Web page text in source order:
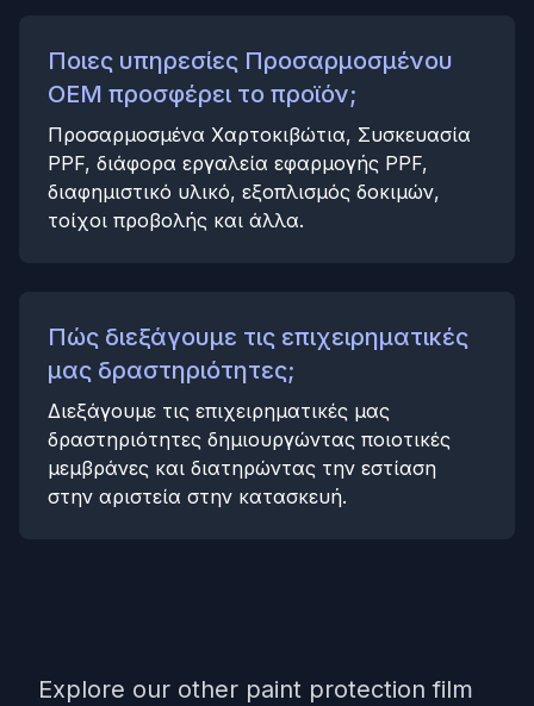
Ποιες υπηρεσίες Προσαρμοσμένου
OEM προσφέρει το προϊόν;
Προσαρμοσμένα Χαρτοκιβώτια, Συσκευασία
PPF, διάφορα εργαλεία εφαρμογής PPF,
διαφημιστικό υλικό, εξοπλισμός δοκιμών,
τοίχοι προβολής και άλλα.
Πώς διεξάγουμε τις επιχειρηματικές
μας δραστηριότητες;
Διεξάγουμε τις επιχειρηματικές μας
δραστηριότητες δημιουργώντας ποιοτικές
μεμβράνες και διατηρώντας την εστίαση
στην αριστεία στην κατασκευή.
Explore our other paint protection film